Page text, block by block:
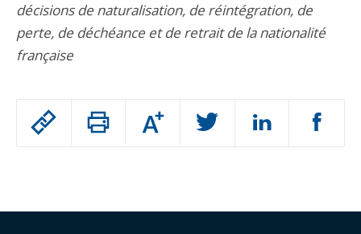
Passer
Augmenter
ou
décisions de naturalisation, de réintégration, de
perte, de déchéance et de retrait de la nationalité
française